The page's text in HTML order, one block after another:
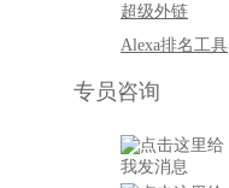
超级外链
Alexa排名工具
专员咨询